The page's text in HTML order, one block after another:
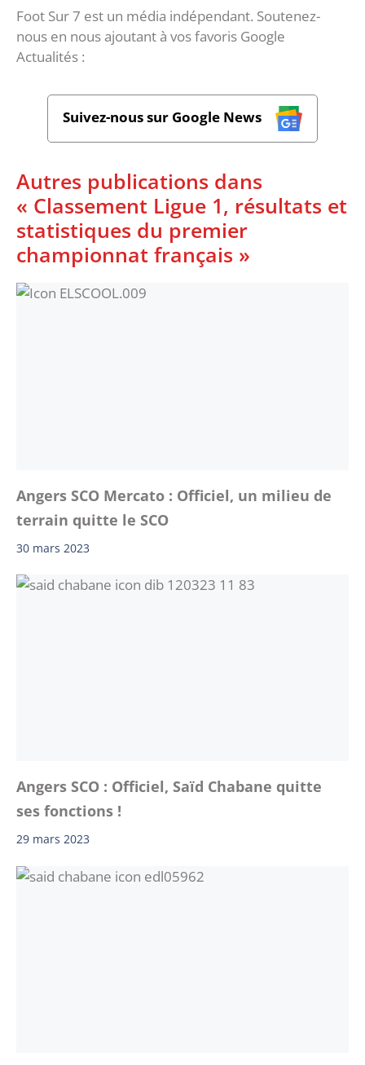
Foot Sur 7 est un média indépendant. Soutenez-
nous en nous ajoutant à vos favoris Google
Actualités :
Suivez-nous sur Google News
Autres publications dans
« Classement Ligue 1, résultats et
statistiques du premier
championnat français »
Angers SCO Mercato : Officiel, un milieu de
terrain quitte le SCO
30 mars 2023
Angers SCO : Officiel, Saïd Chabane quitte
ses fonctions !
29 mars 2023